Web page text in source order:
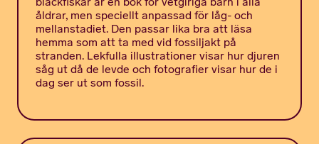
bläckfiskar är en bok för vetgiriga barn i alla
åldrar, men speciellt anpassad för låg- och
mellanstadiet. Den passar lika bra att läsa
hemma som att ta med vid fossiljakt på
stranden. Lekfulla illustrationer visar hur djuren
såg ut då de levde och fotografier visar hur de i
dag ser ut som fossil.